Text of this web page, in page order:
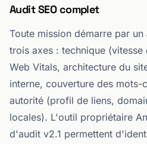
Audit SEO complet
Toute mission démarre par un
trois axes : technique
Web Vitals, architecture du
interne, couverture des mots-
autorité (profil de liens,
locales). L'outil propriétaire
d'audit v2.1 permettent